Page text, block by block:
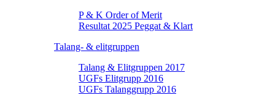
P & K Order of Merit
Resultat 2025 Peggat & Klart
Talang- & elitgruppen
Talang & Elitgruppen 2017
UGFs Elitgrupp 2016
UGFs Talanggrupp 2016